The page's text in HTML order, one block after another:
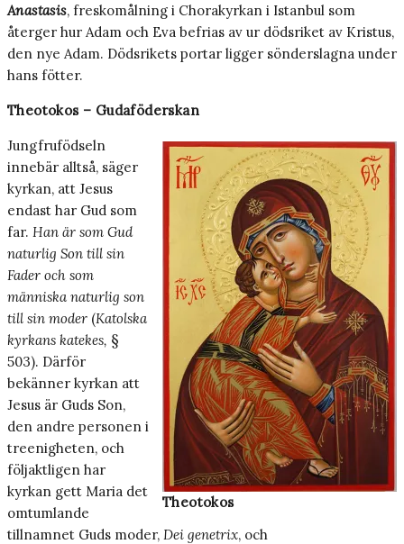
Anastasis, freskomålning i Chorakyrkan i Istanbul som
återger hur Adam och Eva befrias av ur dödsriket av Kristus,
den nye Adam. Dödsrikets portar ligger sönderslagna under
hans fötter.
Theotokos – Gudaföderskan
Theotokos
Jungfrufödseln
innebär alltså, säger
kyrkan, att Jesus
endast har Gud som
far. Han är som Gud
naturlig Son till sin
Fader och som
människa naturlig son
till sin moder (Katolska
kyrkans katekes, §
503). Därför
bekänner kyrkan att
Jesus är Guds Son,
den andre personen i
treenigheten, och
följaktligen har
kyrkan gett Maria det
omtumlande
tillnamnet Guds moder, Dei genetrix, och